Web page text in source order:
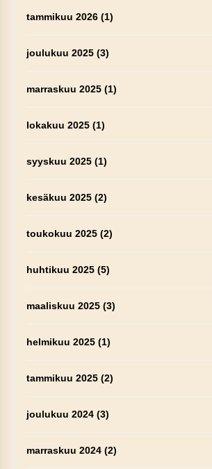
tammikuu 2026(1)
joulukuu 2025(3)
marraskuu 2025(1)
lokakuu 2025(1)
syyskuu 2025(1)
kesäkuu 2025(2)
toukokuu 2025(2)
huhtikuu 2025(5)
maaliskuu 2025(3)
helmikuu 2025(1)
tammikuu 2025(2)
joulukuu 2024(3)
marraskuu 2024(2)